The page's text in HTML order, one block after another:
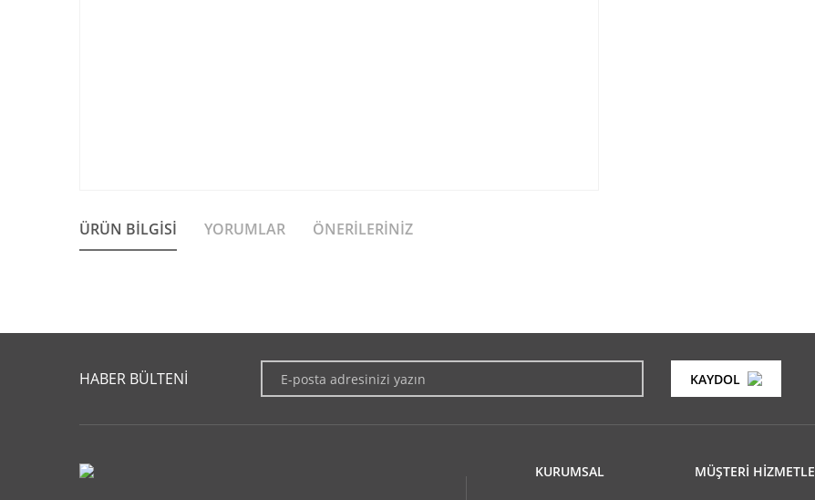
ÜRÜN BILGISI YORUMLAR ÖNERILERINIZ
Yorum Yaz
Görüş ve önerileriniz için teşekkür ederiz.
Ürün açıklamasında eksik bilgiler bulunuyor.
HABER BÜLTENİ KAYDOL
KURUMSAL MÜŞTERİ